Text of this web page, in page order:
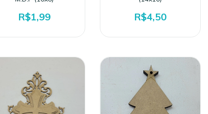
R$1,99 R$4,50